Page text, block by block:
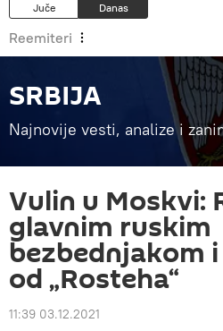
Juče Danas
Reemiteri
SRBIJA
Najnovije vesti, analize i
Vulin u Moskvi:
glavnim ruskim
bezbednjakom
od „Rosteha“
11:39 03.12.2021